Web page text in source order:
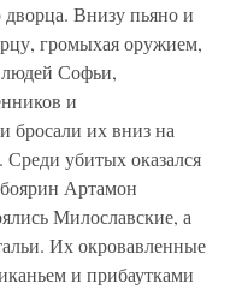
Внизу пьяно и
громыхая оружием,
людей Софьи,
и
их вниз на
убитых оказался
Артамон
Милославские, а
Их окровавленные
и прибаутками